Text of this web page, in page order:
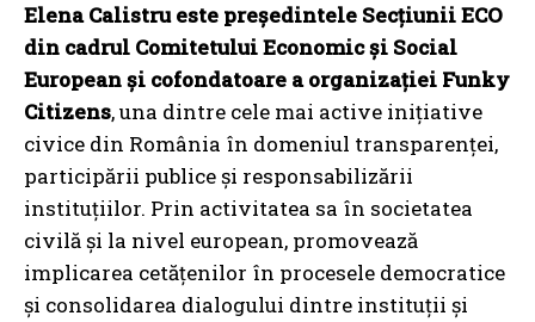
Elena Calistru este președintele Secțiunii ECO
din cadrul Comitetului Economic și Social
European și cofondatoare a organizației Funky
Citizens, una dintre cele mai active inițiative
civice din România în domeniul transparenței,
participării publice și responsabilizării
instituțiilor. Prin activitatea sa în societatea
civilă și la nivel european, promovează
implicarea cetățenilor în procesele democratice
și consolidarea dialogului dintre instituții și